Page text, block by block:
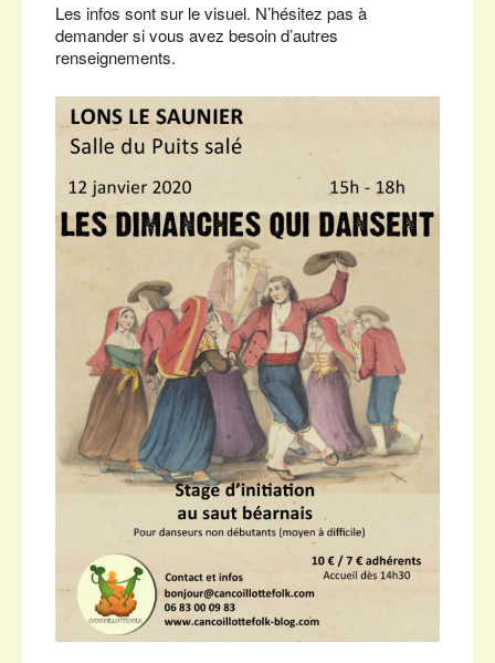
Les infos sont sur le visuel. N’hésitez pas à
demander si vous avez besoin d’autres
renseignements.